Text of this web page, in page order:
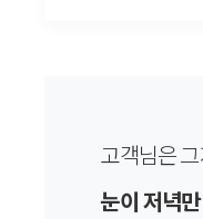
고객님은
눈이 저녁